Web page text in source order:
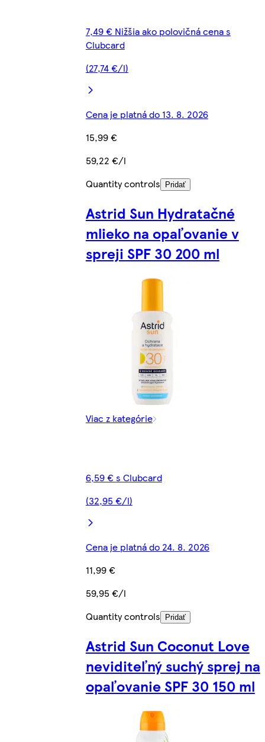
7,49 € Nižšia ako polovičná cena s
Clubcard
(27,74 €/l)
Cena je platná do 13. 8. 2026
15,99 €
59,22 €/l
Quantity controls
Pridať
Astrid Sun Hydratačné
mlieko na opaľovanie v
spreji SPF 30 200 ml
Viac z kategórie
6,59 € s Clubcard
(32,95 €/l)
Cena je platná do 24. 8. 2026
11,99 €
59,95 €/l
Quantity controls
Pridať
Astrid Sun Coconut Love
neviditeľný suchý sprej na
opaľovanie SPF 30 150 ml